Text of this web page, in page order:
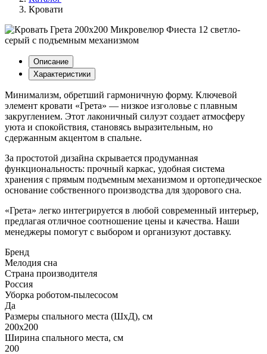
Кровати
Описание
Характеристики
Минимализм, обретший гармоничную форму. Ключевой
элемент кровати «Грета» — низкое изголовье с плавным
закруглением. Этот лаконичный силуэт создает атмосферу
уюта и спокойствия, становясь выразительным, но
сдержанным акцентом в спальне.
За простотой дизайна скрывается продуманная
функциональность: прочный каркас, удобная система
хранения с прямым подъемным механизмом и ортопедическое
основание собственного производства для здорового сна.
«Грета» легко интегрируется в любой современный интерьер,
предлагая отличное соотношение цены и качества. Наши
менеджеры помогут с выбором и организуют доставку.
Бренд
Мелодия сна
Страна производителя
Россия
Уборка роботом-пылесосом
Да
Размеры спального места (ШхД), см
200х200
Ширина спального места, см
200